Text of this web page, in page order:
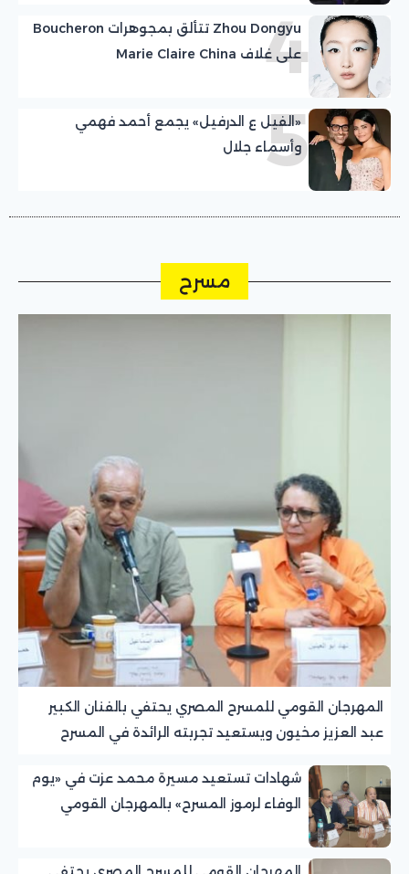
4
Zhou Dongyu تتألق بمجوهرات Boucheron
على غلاف Marie Claire China
5
«الفيل ع الدرفيل» يجمع أحمد فهمي
وأسماء جلال
مسرح
المهرجان القومي للمسرح المصري يحتفي بالفنان الكبير
عبد العزيز مخيون ويستعيد تجربته الرائدة في المسرح
شهادات تستعيد مسيرة محمد عزت في «يوم
الوفاء لرموز المسرح» بالمهرجان القومي